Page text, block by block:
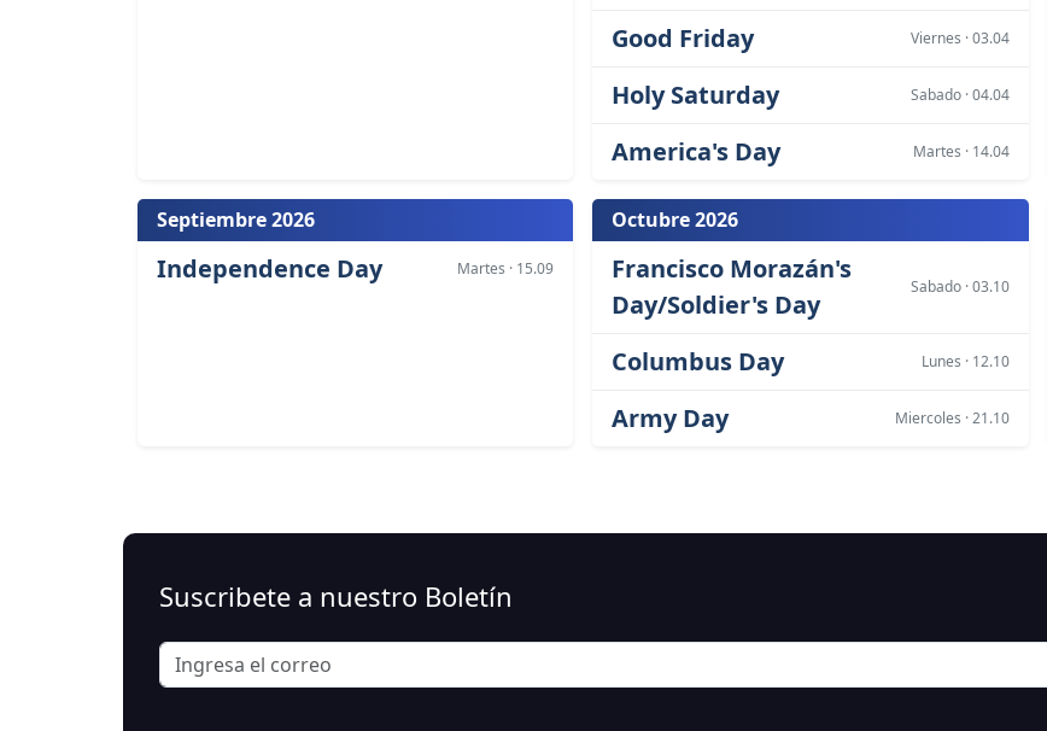
Good Friday Viernes · 03.04
Holy Saturday Sabado · 04.04
America's Day Martes · 14.04
Septiembre 2026
Independence Day Martes · 15.09
Octubre 2026
Francisco Morazán's
Day/Soldier's Day
Sabado · 03.10
Columbus Day Lunes · 12.10
Army Day Miercoles · 21.10
Suscribete a nuestro Boletín